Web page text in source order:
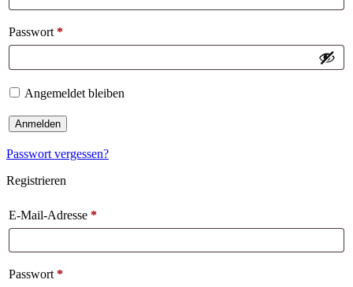
Passwort *
Angemeldet bleiben
Anmelden
Passwort vergessen?
Registrieren
E-Mail-Adresse *
Passwort *